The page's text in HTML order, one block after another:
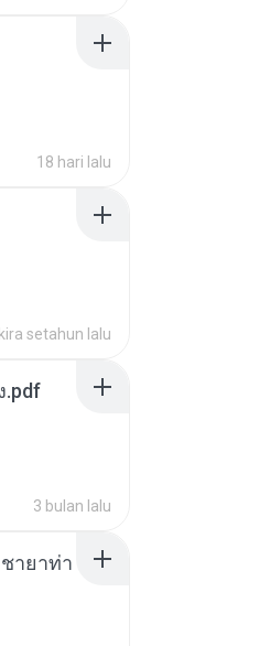
18 hari lalu
setahun lalu
.pdf
3 bulan lalu
ายาท่า